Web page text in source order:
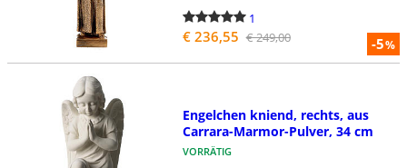
-5%
1
€ 236,55 € 249,00
Engelchen kniend, rechts, aus
Carrara-Marmor-Pulver, 34 cm
VORRÄTIG